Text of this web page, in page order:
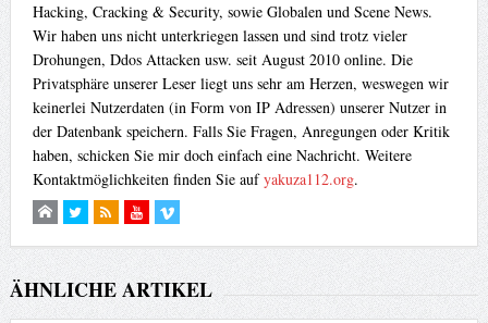
Hacking, Cracking & Security, sowie Globalen und Scene News.
Wir haben uns nicht unterkriegen lassen und sind trotz vieler
Drohungen, Ddos Attacken usw. seit August 2010 online. Die
Privatsphäre unserer Leser liegt uns sehr am Herzen, weswegen wir
keinerlei Nutzerdaten (in Form von IP Adressen) unserer Nutzer in
der Datenbank speichern. Falls Sie Fragen, Anregungen oder Kritik
haben, schicken Sie mir doch einfach eine Nachricht. Weitere
Kontaktmöglichkeiten finden Sie aufyakuza112.org.
ÄHNLICHE ARTIKEL